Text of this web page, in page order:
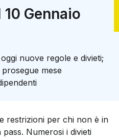
Gennaio
nuove regole e divieti;
mese
restrizioni per chi non è in
Numerosi i divieti